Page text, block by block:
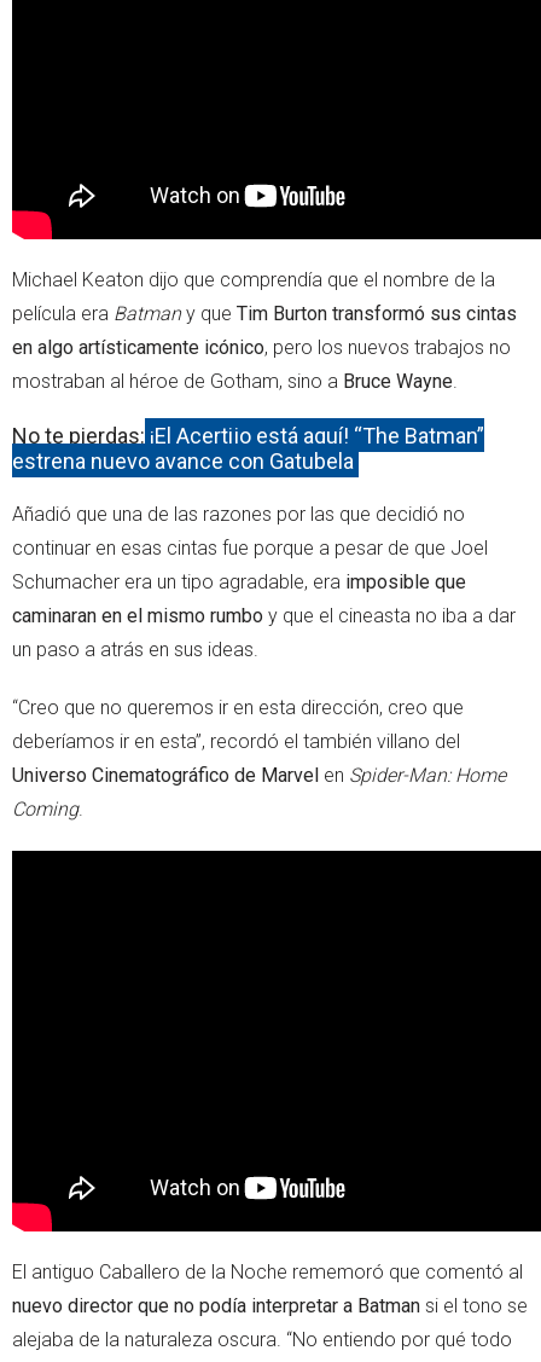
Michael Keaton dijo que comprendía que el nombre de la
película era Batmany que Tim Burton transformó sus cintas
en algo artísticamente icónico, pero los nuevos trabajos no
mostraban al héroe de Gotham, sino a Bruce Wayne
No te pierdas: ¡El Acertijo está aquí! “The Batman”
estrena nuevo avance con Gatubela
Añadió que una de las razones por las que decidió no
continuar en esas cintas fue porque a pesar de que Joel
Schumacher era un tipo agradable, era imposible que
caminaran en el mismo rumbo y que el cineasta no iba a dar
un paso a atrás en sus ideas.
“Creo que no queremos ir en esta dirección, creo que
deberíamos ir en esta”, recordó el también villano del
Universo Cinematográfico de Marvel en Spider-Man: Home
Coming.
El antiguo Caballero de la Noche rememoró que comentó al
nuevo director que no podía interpretar a Batman si el tono se
alejaba de la naturaleza oscura. “No entiendo por qué todo